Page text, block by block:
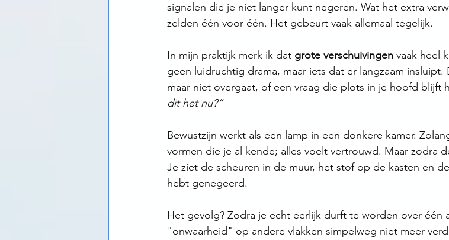
signalen die je niet langer kunt negeren. Wat het extra
zelden één voor één. Het gebeurt vaak allemaal tegelijk.
In mijn praktijk merk ik dat grote verschuivingen vaak heel
geen luidruchtig drama, maar iets dat er langzaam insluipt.
maar niet overgaat, of een vraag die plots in je hoofd blijft
dit het nu?”
Bewustzijn werkt als een lamp in een donkere kamer.
vormen die je al kende; alles voelt vertrouwd. Maar zodra
Je ziet de scheuren in de muur, het stof op de kasten en
hebt genegeerd.
Het gevolg? Zodra je echt eerlijk durft te worden over één
"onwaarheid" op andere vlakken simpelweg niet meer